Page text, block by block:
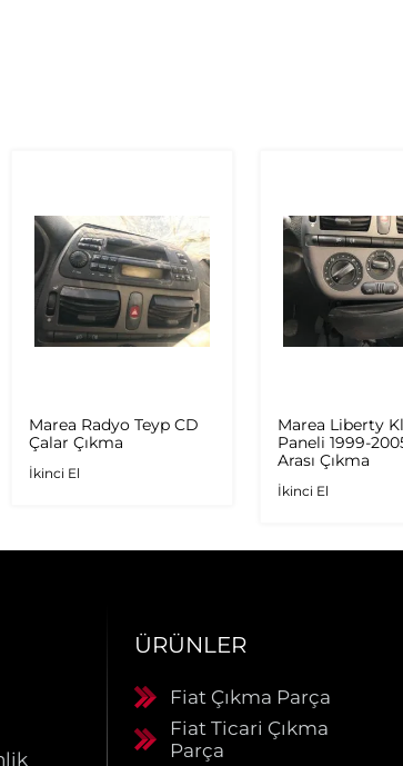
Marea Radyo Teyp CD
Çalar Çıkma
İkinci El
Marea Liberty
Paneli 1999-
Arası Çıkma
İkinci El
ÜRÜNLER
Fiat Çıkma Parça
Fiat Ticari Çıkma
Parça